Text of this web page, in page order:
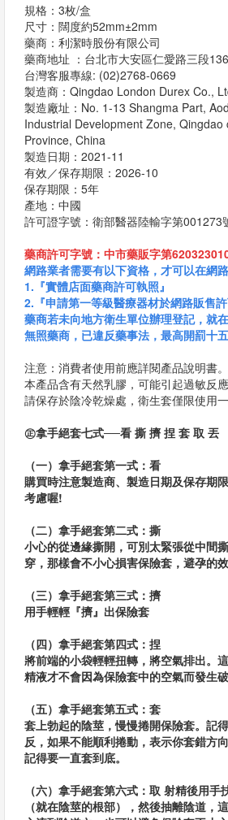
規格：3枚/盒
尺寸：闊度約52mm±2mm
藥商：利潔時股份有限公司
藥商地址 ：台北市大安區仁愛路三段
台灣客服專線: (02)2768-0669
製造商：Qingdao London Durex Co.,
製造廠址：No. 1-13 Shangma Part,
Industrial Development Zone, Qingdao
Province, China
製造日期：2021-11
有效／保存期限：2026-10
保存期限：5年
產地：中國
許可證字號：衛部醫器陸輸字第001273
藥商許可字號：中市藥販字第
網路業者需要有以下資格，才可以在網
1.『實體店面藥商許可執照』
2.『申請第一等級醫療器材於網路販售許
藥商若未向地方衛生單位辦理登記，就
無照藥商，已違反藥事法，最高開罰十五
注意：消費者使用前應詳閱產品說明書。
本產品含有天然乳膠，可能引起過敏反應
請保存於陰冷乾燥處，衛生套僅限使用一
㊣拿手絕套七式──看 撕 擠 捏 套 取 丟
（一）拿手絕套第一式：看
購買時注意製造商、製造日期及保存期
考慮喔!
（二）拿手絕套第二式：撕
小心的從邊緣撕開，可別太緊張從中間
穿，那樣會不小心損害保險套，避孕的
（三）拿手絕套第三式：擠
用手輕輕『擠』出保險套
（四）拿手絕套第四式：捏
將前端的小袋輕輕扭轉，將空氣排出。
精液才不會因為保險套中的空氣而發生
（五）拿手絕套第五式：套
套上勃起的陰莖，慢慢捲開保險套。記
反，如果不能順利捲動，表示你套錯方
記得要一直套到底。
（六）拿手絕套第六式：取 射精後用
（就在陰莖的根部），然後抽離陰道，